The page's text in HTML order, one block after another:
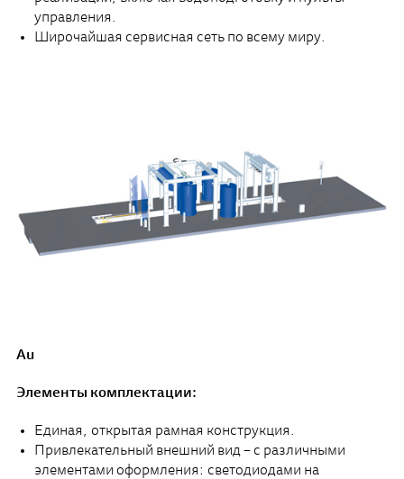
управления.
Широчайшая сервисная сеть по всему миру.
Au
Элементы комплектации:
Единая, открытая рамная конструкция.
Привлекательный внешний вид – с различными
элементами оформления: светодиодами на